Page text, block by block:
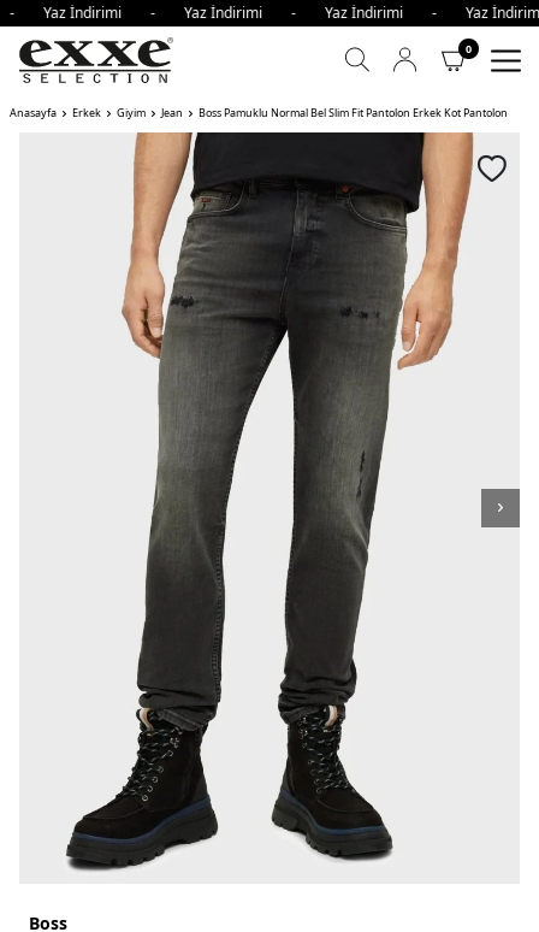
Yaz İndirimi - Yaz İndirimi - Yaz İndirimi - Yaz
0
Anasayfa Erkek Giyim Jean Boss Pamuklu Normal Bel Slim Fit Pantolon Erkek Kot Pantolon
Boss